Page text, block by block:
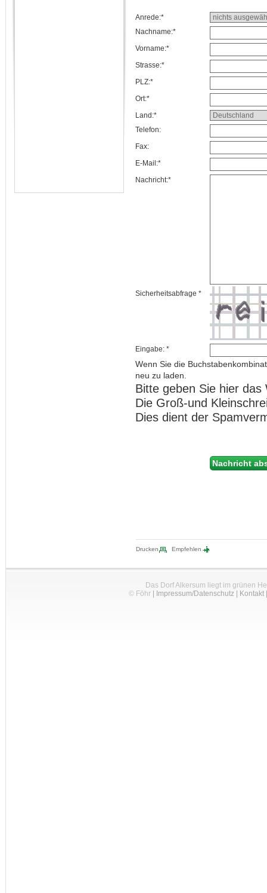
Anrede:*
Nachname:*
Vorname:*
Strasse:*
PLZ:*
Ort:*
Land:*
Telefon:
Fax:
E-Mail:*
Nachricht:*
Sicherheitsabfrage *
Eingabe: *
Wenn Sie die
neu zu laden.
Bitte geben Sie hier
Die Groß-und
Dies dient der
Drucken Empfehlen
Das Dorf Alkersum liegt im grünen
© Föhr| Impressum/Datenschutz| Kontakt